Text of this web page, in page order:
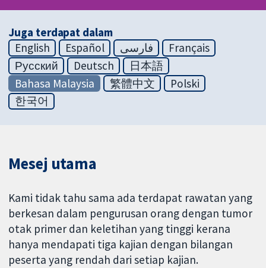
Juga terdapat dalam
English
Español فارسی
Français
Русский
Deutsch
日本語
Bahasa Malaysia
繁體中文
Polski
한국어
Mesej utama
Kami tidak tahu sama ada terdapat rawatan yang
berkesan dalam pengurusan orang dengan tumor
otak primer dan keletihan yang tinggi kerana
hanya mendapati tiga kajian dengan bilangan
peserta yang rendah dari setiap kajian.